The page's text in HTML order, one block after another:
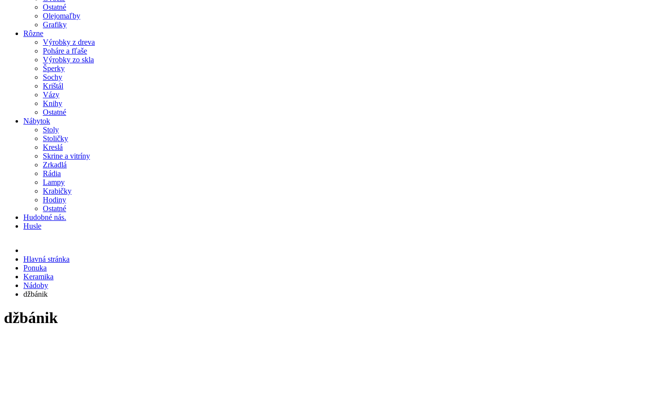
Ostatné
Olejomaľby
Grafiky
Rôzne
Výrobky z dreva
Poháre a fľaše
Výrobky zo skla
Šperky
Sochy
Krištál
Vázy
Knihy
Ostatné
Nábytok
Stoly
Stoličky
Kreslá
Skrine a vitríny
Zrkadlá
Rádia
Lampy
Krabičky
Hodiny
Ostatné
Hudobné nás.
Husle
Hlavná stránka
Ponuka
Keramika
Nádoby
džbánik
džbánik